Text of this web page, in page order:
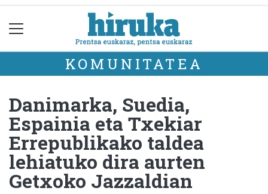
KOMUNITATEA
Danimarka, Suedia,
Espainia eta Txekiar
Errepublikako taldea
lehiatuko dira aurten
Getxoko Jazzaldian